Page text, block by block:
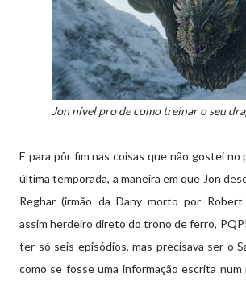
Jon nível pro de como treinar o seu
E para pôr fim nas coisas que não gostei no
última temporada, a maneira em que Jon
Reghar (irmão da Dany morto por Robert
assim herdeiro direto do trono de ferro,
ter só seis episódios, mas precisava ser o
como se fosse uma informação escrita